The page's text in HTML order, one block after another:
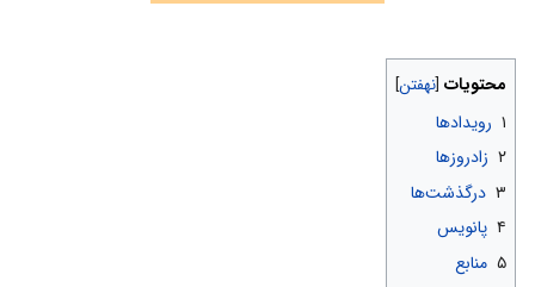
محتویات
۱ رویدادها
۲ زادروزها
۳ درگذشت‌ها
۴ پانویس
۵ منابع